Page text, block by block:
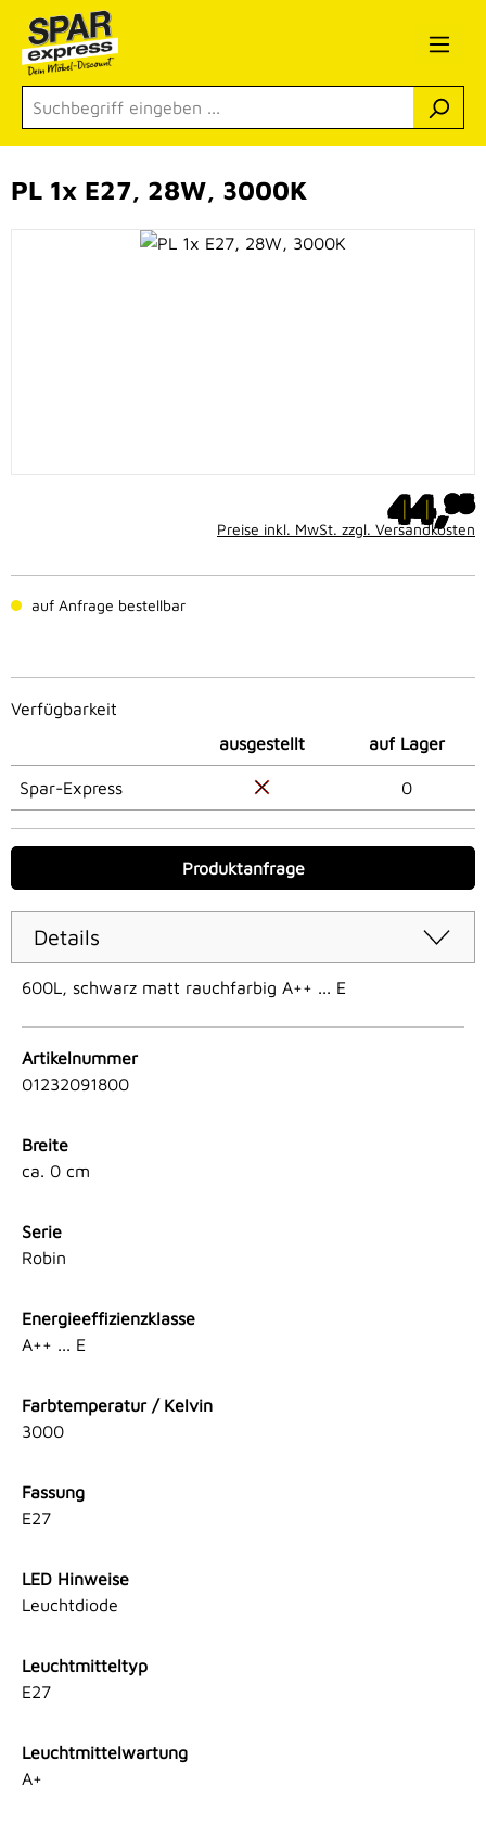
Zum Hauptinhalt springen
Bildergalerie überspringen
PL 1x E27, 28W, 3000K
44,95
Preise inkl. MwSt. zzgl. Versandkosten
auf Anfrage bestellbar
Verfügbarkeit
ausgestellt
auf Lager
Spar-Express 0
Produktanfrage
Details
600L, schwarz matt rauchfarbig A++ ... E
Artikelnummer
01232091800
Breite
ca. 0 cm
Serie
Robin
Energieeffizienzklasse
A++ ... E
Farbtemperatur / Kelvin
3000
Fassung
E27
LED Hinweise
Leuchtdiode
Leuchtmitteltyp
E27
Leuchtmittelwartung
A+